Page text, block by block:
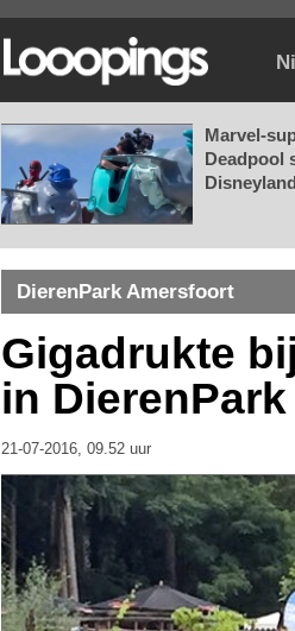
Marvel-
Deadpool
DierenPark Amersfoort
Gigadrukte
in
21-07-2016, 09.52 uur